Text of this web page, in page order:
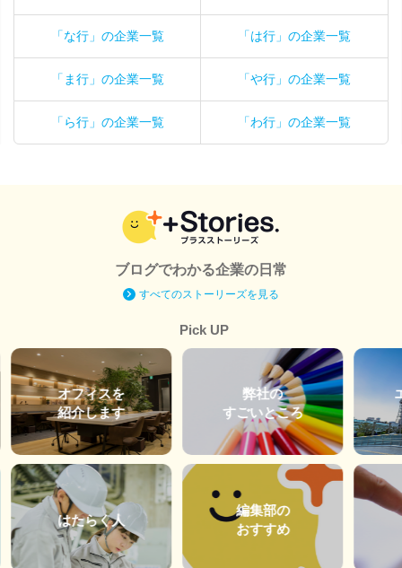
「な行」の企業一覧 「は行」の企業一覧
「ま行」の企業一覧 「や行」の企業一覧
「ら行」の企業一覧 「わ行」の企業一覧
ブログでわかる企業の日常
すべてのストーリーズを見る
Pick UP
オフィスを
紹介します
はたらく人
弊社の
すごいところ
編集部の
おすすめ